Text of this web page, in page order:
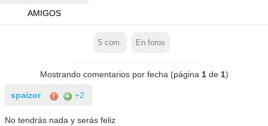
AMIGOS
5 com. En foros
Mostrando comentarios por fecha (página 1de 1)
spaizor +2
No tendrás nada y serás feliz